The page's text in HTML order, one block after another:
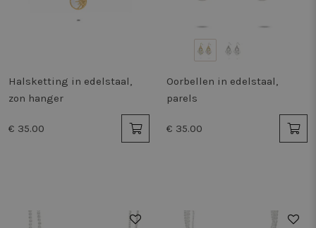
Halsketting in edelstaal,
zon hanger
€ 35.00
Oorbellen in edelstaal,
parels
€ 35.00